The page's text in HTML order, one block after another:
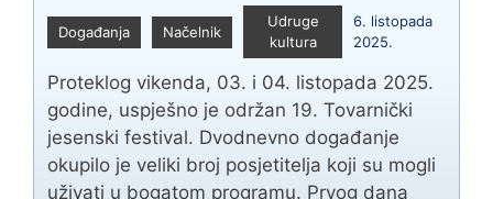
Događanja Načelnik
Udruge
kultura
6. listopada
2025.
Proteklog vikenda, 03. i 04. listopada 2025.
godine, uspješno je održan 19. Tovarnički
jesenski festival. Dvodnevno događanje
okupilo je veliki broj posjetitelja koji su mogli
uživati u bogatom programu. Prvog dana